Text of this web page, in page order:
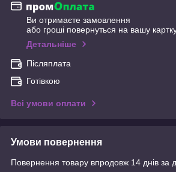
Ви отримаєте замовлення
або гроші повернуться на вашу
Детальніше
Післяплата
Готівкою
Всі умови оплати
Умови повернення
Повернення товару впродовж 14 днів за